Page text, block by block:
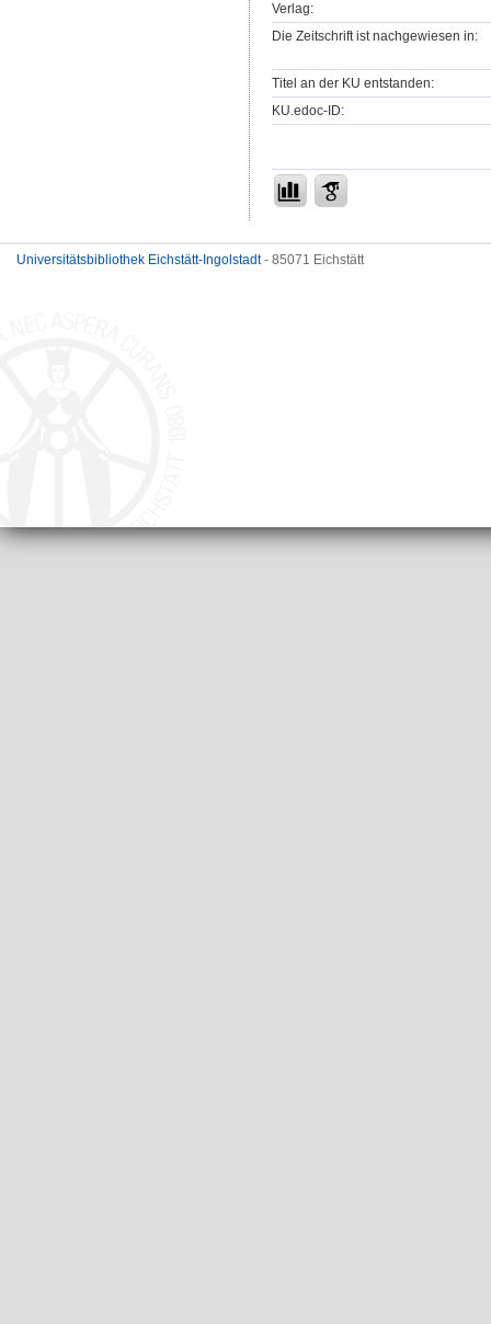
Verlag:
Die Zeitschrift ist nachgewiesen in:
Titel an der KU entstanden:
KU.edoc-ID:
Universitätsbibliothek Eichstätt-Ingolstadt- 85071 Eichstätt